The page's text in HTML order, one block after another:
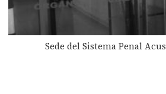
Sede del Sistema Penal